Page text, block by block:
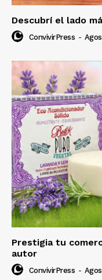
Descubrí el lado
ConvivirPress -
Prestigia tu
autor
ConvivirPress -